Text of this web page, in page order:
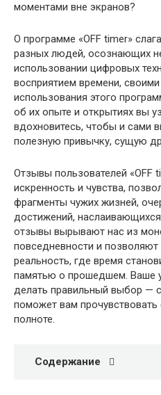
моментами вне экранов?
О программе «OFF timer»
разных людей, осознающих
использовании цифровых
восприятием времени,
использования этого
об их опыте и открытиях вы
вдохновитесь, чтобы и сами
полезную привычку, сущую
Отзывы пользователей «OFF
искренность и чувства,
фрагменты чужих жизней,
достижений,
отзывы вырывают нас из
повседневности и позволяют
реальность, где время
памятью о прошедшем. Ваше
делать правильный выбор —
поможет вам
полноте.
Содержание